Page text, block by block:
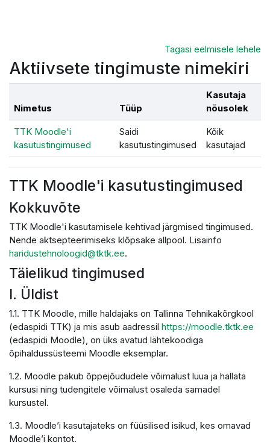
Tagasi eelmisele lehele
Aktiivsete tingimuste nimekiri
Nimetus Tüüp
Kasutaja
nõusolek
TTK Moodle'i
kasutustingimused
Saidi
kasutustingimused
Kõik
kasutajad
TTK Moodle'i kasutustingimused
Kokkuvõte
TTK Moodle'i kasutamisele kehtivad järgmised tingimused.
Nende aktsepteerimiseks klõpsake allpool. Lisainfo
haridustehnoloogid@tktk.ee.
Täielikud tingimused
I. Üldist
1.1. TTK Moodle, mille haldajaks on Tallinna Tehnikakõrgkool
(edaspidi TTK) ja mis asub aadressil https://moodle.tktk.ee
(edaspidi Moodle), on üks avatud lähtekoodiga
õpihaldussüsteemi Moodle eksemplar.
1.2. Moodle pakub õppejõududele võimalust luua ja hallata
kursusi ning tudengitele võimalust osaleda samadel
kursustel.
1.3. Moodle’i kasutajateks on füüsilised isikud, kes omavad
Moodle’i kontot.